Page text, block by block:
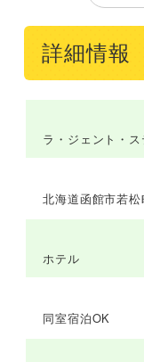
詳細情報
ラ・ジェント・
北海道函館市若
ホテル
同室宿泊OK